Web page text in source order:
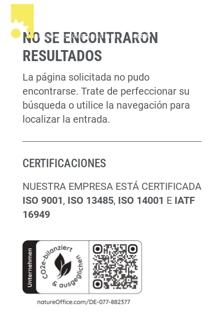
NO SE ENCONTRARON
RESULTADOS
La página solicitada no pudo
encontrarse. Trate de perfeccionar su
búsqueda o utilice la navegación para
localizar la entrada.
CERTIFICACIONES
NUESTRA EMPRESA ESTÁ CERTIFICADA
ISO 9001, ISO 13485, ISO 14001 E IATF
16949